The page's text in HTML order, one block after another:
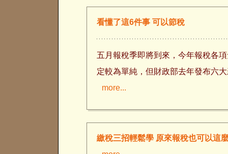
看懂了這6件事 可以節稅
五月報稅季即將到來，今年報稅各
定較為單純，但財政部去年發布六
more...
繳稅三招輕鬆學 原